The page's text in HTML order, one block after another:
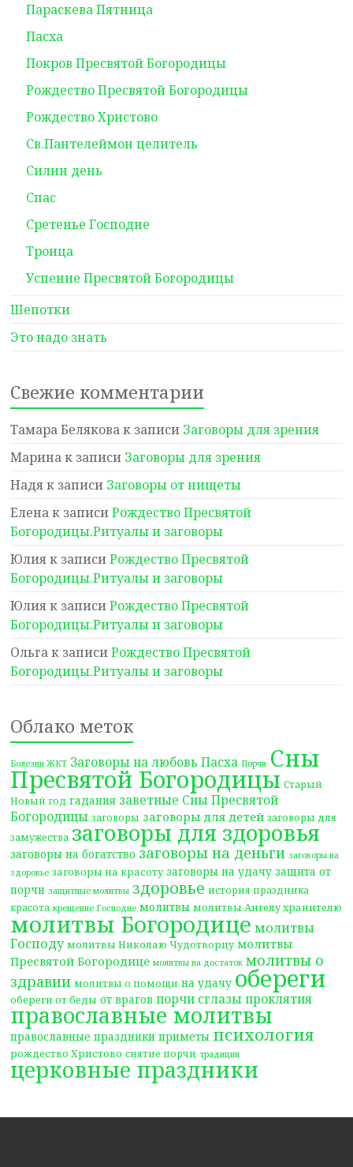
Параскева Пятница
Пасха
Покров Пресвятой Богородицы
Рождество Пресвятой Богородицы
Рождество Христово
Св.Пантелеймон целитель
Силин день
Спас
Сретенье Господне
Троица
Успение Пресвятой Богородицы
Шепотки
Это надо знать
Свежие комментарии
Тамара Беляковак записи Заговоры для зрения
Маринак записи Заговоры для зрения
Надяк записи Заговоры от нищеты
Еленак записиРождество Пресвятой
Богородицы.Ритуалы и заговоры
Юлияк записиРождество Пресвятой
Богородицы.Ритуалы и заговоры
Юлияк записиРождество Пресвятой
Богородицы.Ритуалы и заговоры
Ольгак записиРождество Пресвятой
Богородицы.Ритуалы и заговоры
Облако меток
Болезни ЖКТ Заговоры на любовь Пасха Порчи Сны
Пресвятой Богородицы Старый
Новый год гадания заветные Сны Пресвятой
Богородицы заговоры заговоры для детей заговоры для
замужества заговоры для здоровья
заговоры на богатство заговоры на деньги заговоры на
здоровье заговоры на красоту заговоры на удачу защита от
порчи защитные молитвы здоровье история праздника
красота крещение Господне молитвы молитвы Ангелу хранителю
молитвы Богородице молитвы
Господу молитвы Николаю Чудотворцу молитвы
Пресвятой Богородице молитвы на достаток молитвы о
здравии молитвы о помощи на удачу обереги
обереги от беды от врагов порчи сглазы проклятия
православные молитвы
православные праздники приметы психология
рождество Христово снятие порчи традиции
церковные праздники